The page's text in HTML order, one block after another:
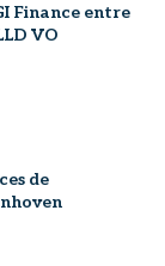
Finance entre
VO
de